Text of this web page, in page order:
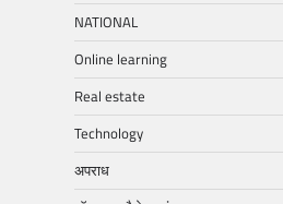
NATIONAL
Online learning
Real estate
Technology
अपराध